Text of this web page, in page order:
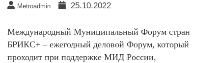
Metroadmin 25.10.2022
Международный Муниципальный Форум стран
БРИКС+ – ежегодный деловой Форум, который
проходит при поддержке МИД России,